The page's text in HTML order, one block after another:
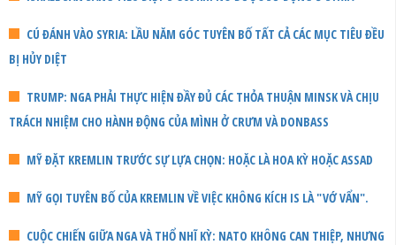
CÚ ĐÁNH VÀO SYRIA: LẦU NĂM GÓC TUYÊN BỐ TẤT CẢ CÁC MỤC TIÊU ĐỀU
BỊ HỦY DIỆT
TRUMP: NGA PHẢI THỰC HIỆN ĐẦY ĐỦ CÁC THỎA THUẬN MINSK VÀ CHỊU
TRÁCH NHIỆM CHO HÀNH ĐỘNG CỦA MÌNH Ở CRƯM VÀ DONBASS
MỸ ĐẶT KREMLIN TRƯỚC SỰ LỰA CHỌN: HOẶC LÀ HOA KỲ HOẶC ASSAD
MỸ GỌI TUYÊN BỐ CỦA KREMLIN VỀ VIỆC KHÔNG KÍCH IS LÀ "VỚ VẨN".
CUỘC CHIẾN GIỮA NGA VÀ THỔ NHĨ KỲ: NATO KHÔNG CAN THIỆP, NHƯNG